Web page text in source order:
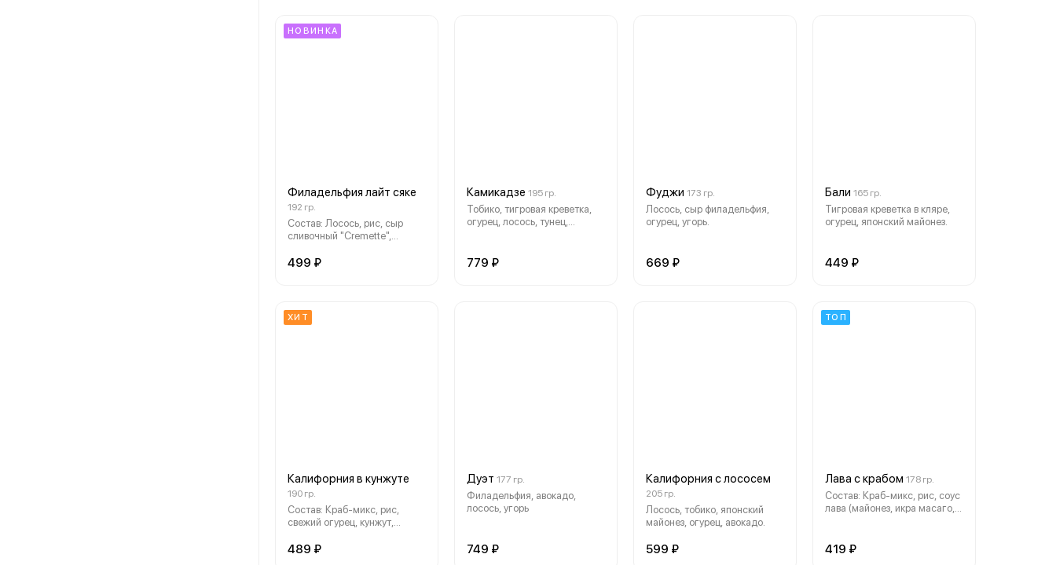
НОВИНКА
Филадельфия лайт сяке
192 гр.
Состав: Лосось, рис, сыр
сливочный "Cremette",
нори
499 ₽
Камикадзе 195 гр.
Тобико, тигровая креветка,
огурец, лосось, тунец,
779 ₽
Фуджи 173 гр.
Лосось, сыр филадельфия,
огурец, угорь.
669 ₽
Бали 165 гр.
Тигровая креветка в кляре,
огурец, японский майонез.
449 ₽
ХИТ
Калифорния в кунжуте
190 гр.
Состав: Краб-микс, рис,
свежий огурец, кунжут,
489 ₽
Дуэт 177 гр.
Филадельфия, авокадо,
лосось, угорь
749 ₽
Калифорния с лососем
205 гр.
Лосось, тобико, японский
майонез, огурец, авокадо.
599 ₽
ТОП
Лава с крабом 178 гр.
Состав: Краб-микс, рис, соус
лава (майонез, икра масаго,
водоросли нори
419 ₽